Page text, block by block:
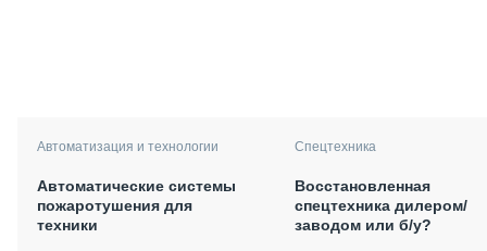
Автоматизация и технологии
Автоматические системы
пожаротушения для
техники
Спецтехника
Восстановленная
спецтехника дилером/
заводом или б/у?